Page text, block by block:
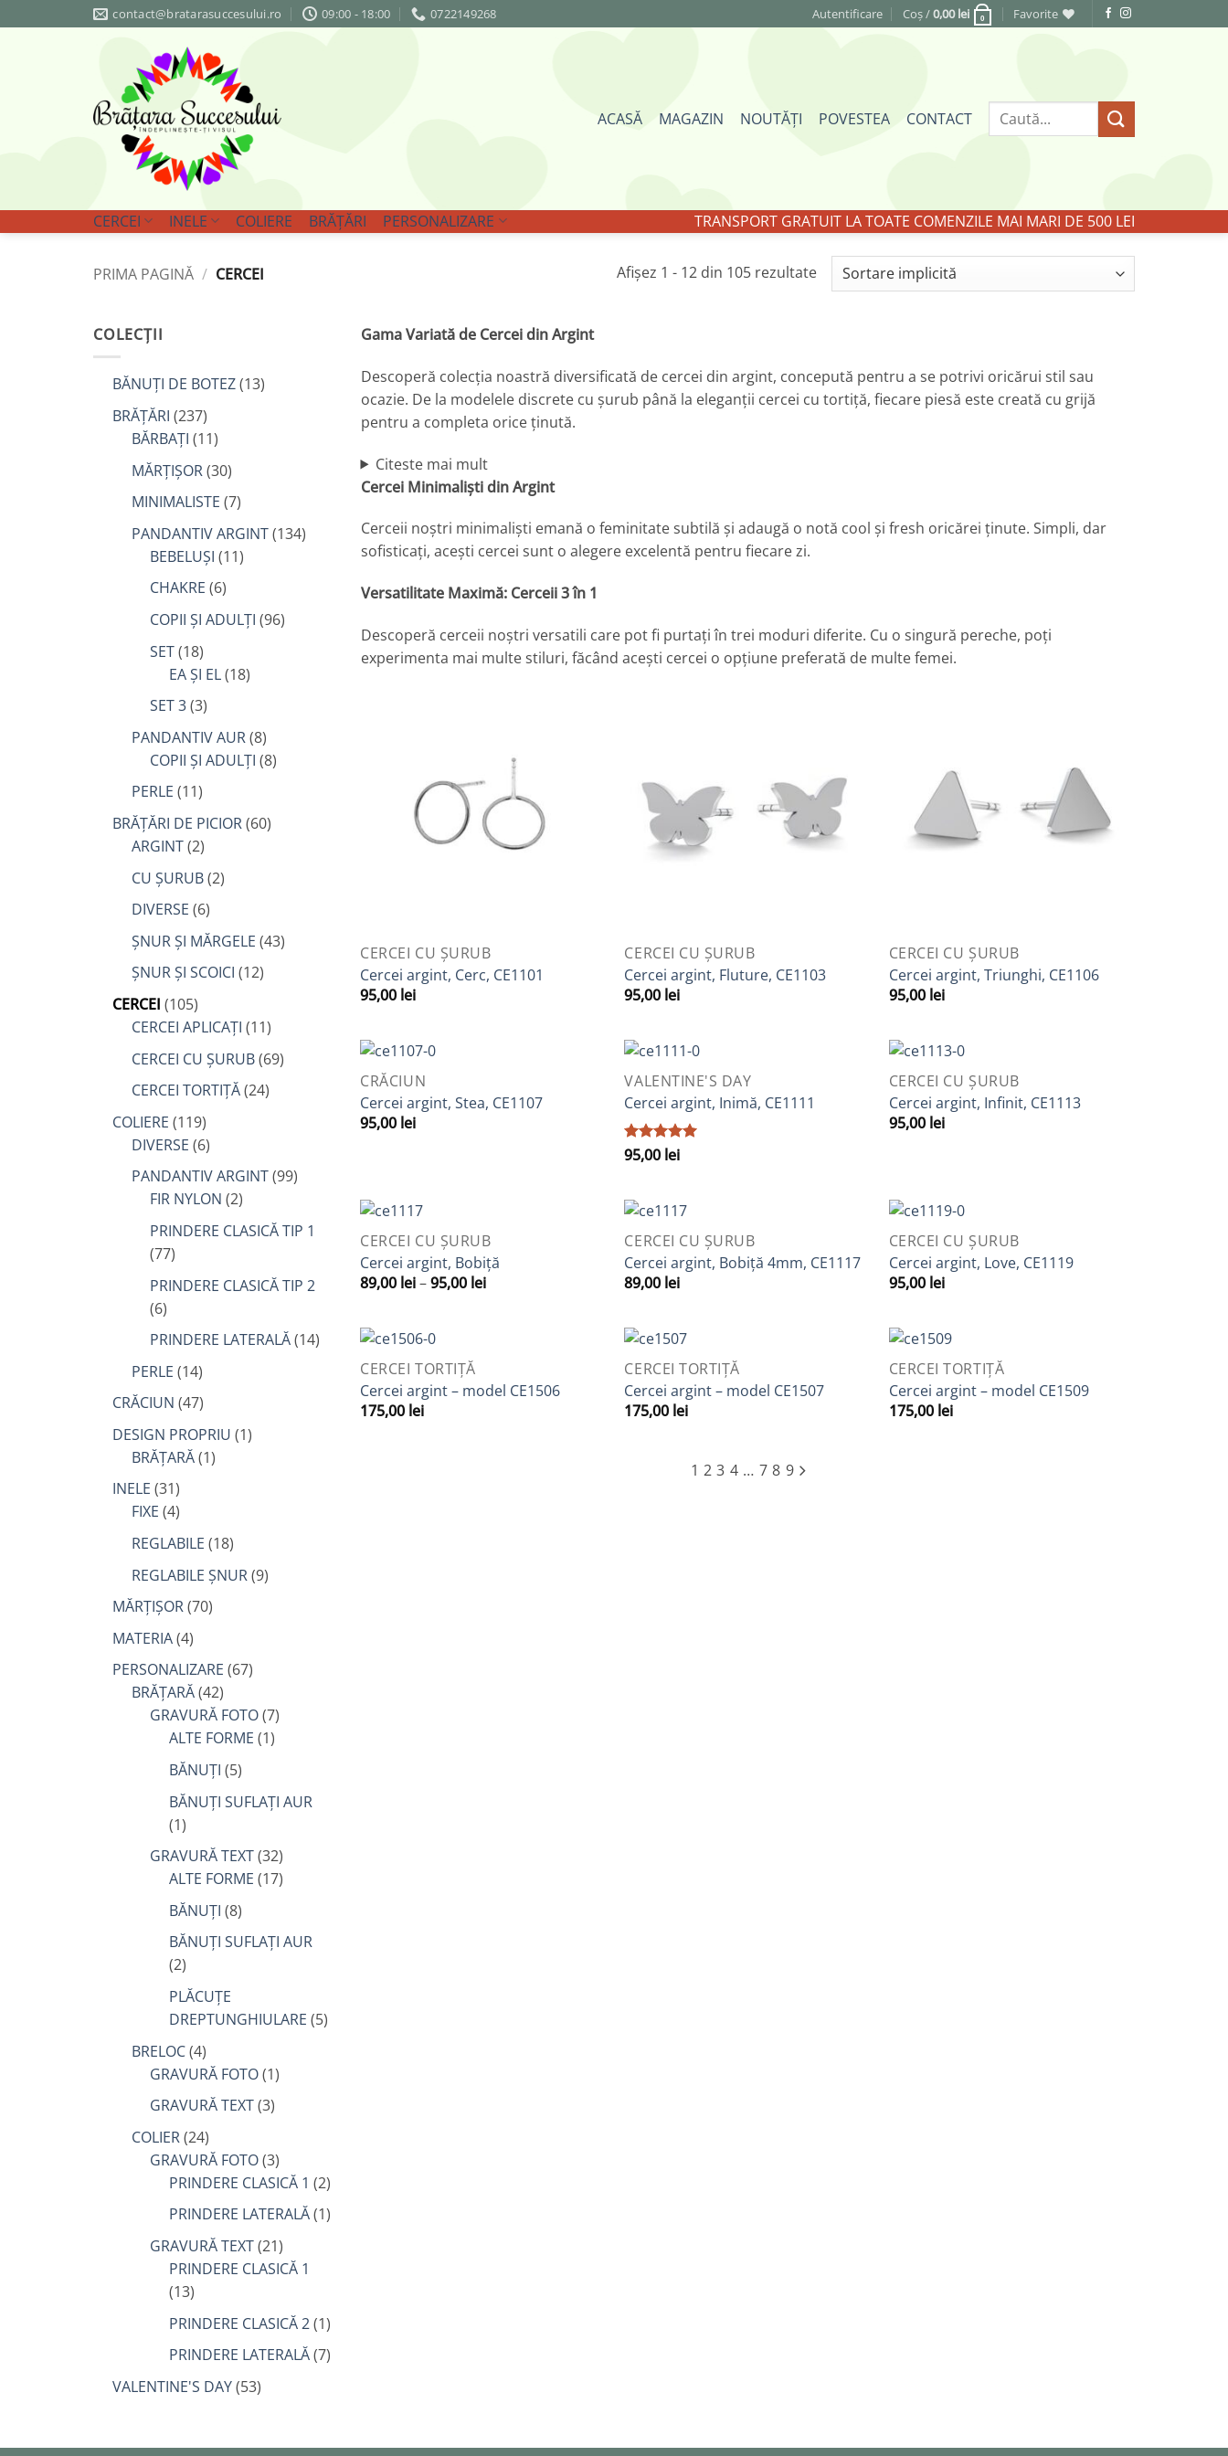
to
contact@bratarasuccesului.ro 09:00 - 18:00 0722149268 Autentificare Coș /0,00lei 0 Favorite
ACASĂ MAGAZIN NOUTĂȚI POVESTEA CONTACT
Caută
după:
CERCEI INELE COLIERE BRĂȚĂRI PERSONALIZARE TRANSPORT GRATUIT LA TOATE COMENZILE MAI MARI DE 500 LEI
PRIMA PAGINĂ / CERCEI Afișez 1 - 12 din 105 rezultate
COLECȚII
BĂNUȚI DE BOTEZ(13)
BRĂȚĂRI (237)
BĂRBAȚI (11)
MĂRȚIȘOR (30)
MINIMALISTE (7)
PANDANTIV ARGINT (134)
BEBELUȘI (11)
CHAKRE (6)
COPII ȘI ADULȚI (96)
SET(18)
EA ȘI EL(18)
SET 3(3)
PANDANTIV AUR (8)
COPII ȘI ADULȚI (8)
PERLE (11)
BRĂȚĂRI DE PICIOR(60)
ARGINT (2)
CU ȘURUB (2)
DIVERSE (6)
ȘNUR ȘI MĂRGELE (43)
ȘNUR ȘI SCOICI (12)
CERCEI (105)
CERCEI APLICAȚI (11)
CERCEI CU ȘURUB (69)
CERCEI TORTIȚĂ (24)
COLIERE (119)
DIVERSE (6)
PANDANTIV ARGINT (99)
FIR NYLON (2)
PRINDERE CLASICĂ TIP 1
(77)
PRINDERE CLASICĂ TIP 2
(6)
PRINDERE LATERALĂ(14)
PERLE (14)
CRĂCIUN (47)
DESIGN PROPRIU (1)
BRĂȚARĂ (1)
INELE (31)
FIXE (4)
REGLABILE (18)
REGLABILE ȘNUR (9)
MĂRȚIȘOR(70)
MATERIA(4)
PERSONALIZARE (67)
BRĂȚARĂ (42)
GRAVURĂ FOTO(7)
ALTE FORME (1)
BĂNUȚI (5)
BĂNUȚI SUFLAȚI AUR
(1)
GRAVURĂ TEXT(32)
ALTE FORME (17)
BĂNUȚI (8)
BĂNUȚI SUFLAȚI AUR
(2)
PLĂCUȚE
DREPTUNGHIULARE (5)
BRELOC (4)
GRAVURĂ FOTO(1)
GRAVURĂ TEXT(3)
COLIER (24)
GRAVURĂ FOTO(3)
PRINDERE CLASICĂ 1 (2)
PRINDERE LATERALĂ(1)
GRAVURĂ TEXT(21)
PRINDERE CLASICĂ 1
(13)
PRINDERE CLASICĂ 2(1)
PRINDERE LATERALĂ(7)
VALENTINE'S DAY(53)
Gama Variată de Cercei din Argint
Descoperă colecția noastră diversificată de cercei din argint, concepută pentru a se potrivi oricărui stil sau
ocazie. De la modelele discrete cu șurub până la eleganții cercei cu tortiță, fiecare piesă este creată cu grijă
pentru a completa orice ținută.
Citeste mai mult
Cercei Minimaliști din Argint
Cerceii noștri minimaliști emană o feminitate subtilă și adaugă o notă cool și fresh oricărei ținute. Simpli, dar
sofisticați, acești cercei sunt o alegere excelentă pentru fiecare zi.
Versatilitate Maximă: Cerceii 3 în 1
Descoperă cerceii noștri versatili care pot fi purtați în trei moduri diferite. Cu o singură pereche, poți
experimenta mai multe stiluri, făcând acești cercei o opțiune preferată de multe femei.
QUICK VIEW
CERCEI CU ȘURUB
Cercei argint, Cerc, CE1101
95,00 lei
Favorite
QUICK VIEW
CERCEI CU ȘURUB
Cercei argint, Fluture, CE1103
95,00 lei
Favorite
QUICK VIEW
CERCEI CU ȘURUB
Cercei argint, Triunghi, CE1106
95,00 lei
QUICK VIEW
CRĂCIUN
Cercei argint, Stea, CE1107
95,00 lei
Adaugă
QUICK VIEW
VALENTINE'S DAY
Cercei argint, Inimă, CE1111
Evaluat la
din 5
95,00 lei
Adaugă
QUICK VIEW
CERCEI CU ȘURUB
Cercei argint, Infinit, CE1113
95,00 lei
QUICK VIEW
CERCEI CU ȘURUB
Cercei argint, Bobiță
89,00 lei–95,00 leiInterval
Adaugă
QUICK VIEW
CERCEI CU ȘURUB
Cercei argint, Bobiță 4mm, CE1117
89,00 lei
QUICK VIEW
CERCEI CU ȘURUB
Cercei argint, Love, CE1119
95,00 lei
Adaugă
QUICK VIEW
CERCEI TORTIȚĂ
Cercei argint – model CE1506
175,00 lei
Adaugă
QUICK VIEW
CERCEI TORTIȚĂ
Cercei argint – model CE1507
175,00 lei
Adaugă
QUICK VIEW
CERCEI TORTIȚĂ
Cercei argint – model CE1509
175,00 lei
1 2 3 4 … 7 8 9